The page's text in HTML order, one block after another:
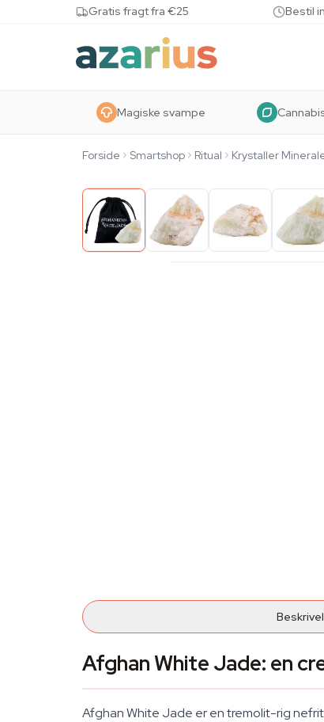
Skip to content Gratis fragt fra €25 Bestil
Magiske svampe
Forside Smartshop Ritual Krystaller
Afghan White Jade: en
Afghan White Jade er en tremolit-rig